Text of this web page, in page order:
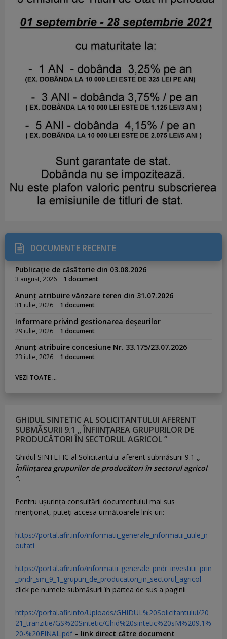
DOCUMENTE RECENTE
Publicație de căsătorie din 03.08.2026
3 august, 2026 1 document
Anunț atribuire vânzare teren din 31.07.2026
31 iulie, 2026 1 document
Informare privind gestionarea deșeurilor
29 iulie, 2026 1 document
Anunț atribuire concesiune Nr. 33.175/23.07.2026
23 iulie, 2026 1 document
VEZI TOATE ...
GHIDUL SINTETIC AL SOLICITANTULUI AFERENT
SUBMĂSURII 9.1 „ ÎNFIINȚAREA GRUPURILOR DE
PRODUCĂTORI ÎN SECTORUL AGRICOL ”
Ghidul SINTETIC al Solicitantului aferent submăsurii 9.1 „
Înființarea grupurilor de producători în sectorul agricol
”.
Pentru uşurinţa consultării documentului mai sus
menţionat, puteţi accesa următoarele link-uri:
https://portal.afir.info/informatii_generale_informatii_utile_n
outati
https://portal.afir.info/informatii_generale_pndr_investitii_prin
_pndr_sm_9_1_grupuri_de_producatori_in_sectorul_agricol –
click pe numele submăsurii în partea de sus a paginii
https://portal.afir.info/Uploads/GHIDUL%20Solicitantului/20
21_tranzitie/GS%20Sintetic/Ghid%20sintetic%20sM%209.1%
20-%20FINAL.pdf– link direct către document